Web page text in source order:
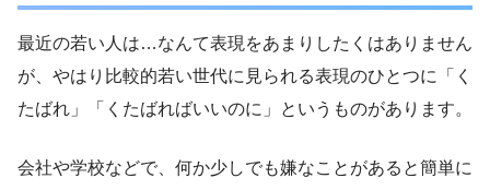
最近の若い人は…なんて表現をあまりしたくはありません
が、やはり比較的若い世代に見られる表現のひとつに「く
たばれ」「くたばればいいのに」というものがあります。
会社や学校などで、何か少しでも嫌なことがあると簡単に